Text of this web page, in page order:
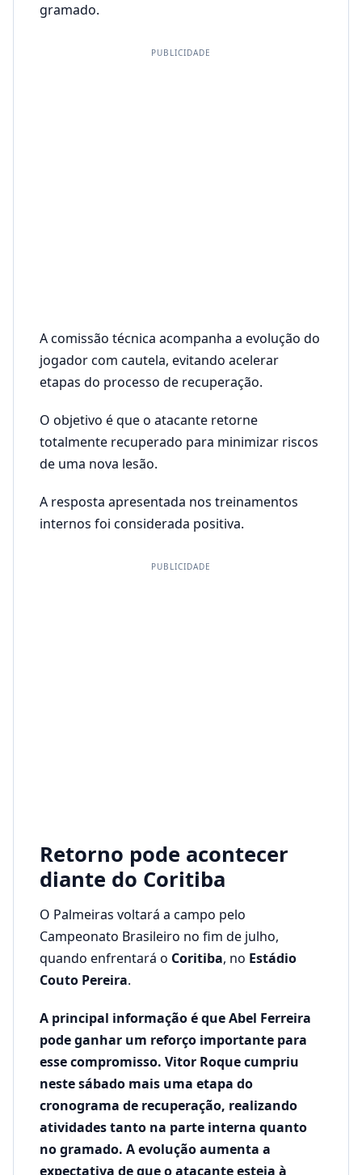
gramado.
PUBLICIDADE
A comissão técnica acompanha a evolução do
jogador com cautela, evitando acelerar
etapas do processo de recuperação.
O objetivo é que o atacante retorne
totalmente recuperado para minimizar riscos
de uma nova lesão.
A resposta apresentada nos treinamentos
internos foi considerada positiva.
PUBLICIDADE
Retorno pode acontecer
diante do Coritiba
O Palmeiras voltará a campo pelo
Campeonato Brasileiro no fim de julho,
quando enfrentará o Coritiba, no Estádio
Couto Pereira.
A principal informação é que Abel Ferreira
pode ganhar um reforço importante para
esse compromisso. Vitor Roque cumpriu
neste sábado mais uma etapa do
cronograma de recuperação, realizando
atividades tanto na parte interna quanto
no gramado. A evolução aumenta a
expectativa de que o atacante esteja à